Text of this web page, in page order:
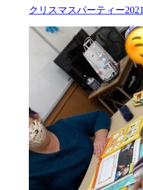
クリスマスパーティー2021